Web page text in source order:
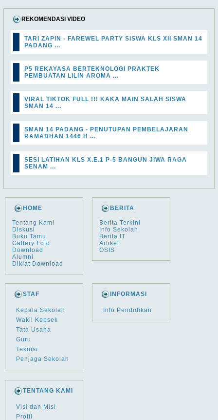
REKOMENDASI VIDEO
TARI ZAPIN - FAREWEL PARTY SISWA KLS XII SMAN 14
PADANG ...
P5 REKAYASA BERTEKNOLOGI PRAKTEK
PEMBUATAN LILIN AROMA ...
VIRAL TIKTOK FULL !!! KAKA MAIN SALAH SISWA
SMAN 14 ...
SMAN 14 PADANG - PENUTUPAN PEMBELAJARAN
RAMADHAN 1446 H ...
SESI LATIHAN KLS X.E.1 P-5 BANGUN JIWA RAGA
SENAM ...
HOME
Tentang Kami
Diskusi
Buku Tamu
Gallery Foto
Download
Alumni
Diklat Download
BERITA
Berita Terkini
Info Sekolah
Berita IT
Artikel
OSIS
STAF
Kepala Sekolah
Wakil Kepsek
Tata Usaha
Guru
Teknisi
Penjaga Sekolah
INFORMASI
Info Pendidikan
TENTANG KAMI
Visi dan Misi
Profil